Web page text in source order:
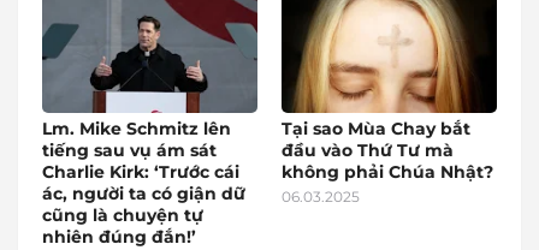
Lm. Mike Schmitz lên
tiếng sau vụ ám sát
Charlie Kirk: ‘Trước cái
ác, người ta có giận dữ
cũng là chuyện tự
nhiên đúng đắn!’
Tại sao Mùa Chay bắt
đầu vào Thứ Tư mà
không phải Chúa Nhật?
06.03.2025